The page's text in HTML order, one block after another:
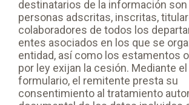
destinatarios de la información
personas adscritas, inscritas,
colaboradores de todos los
entes asociados en los que se
entidad, así como los estamentos
por ley exijan la cesión. Mediante
formulario, el remitente presta su
consentimiento al tratamiento